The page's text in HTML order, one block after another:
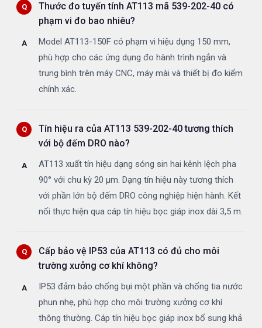
Thước đo tuyến tính AT113 mã 539-202-40 có
phạm vi đo bao nhiêu?
Model AT113-150F có phạm vi hiệu dụng 150 mm,
phù hợp cho các ứng dụng đo hành trình ngắn và
trung bình trên máy CNC, máy mài và thiết bị đo kiểm
chính xác.
Tín hiệu ra của AT113 539-202-40 tương thích
với bộ đếm DRO nào?
AT113 xuất tín hiệu dạng sóng sin hai kênh lệch pha
90° với chu kỳ 20 µm. Dạng tín hiệu này tương thích
với phần lớn bộ đếm DRO công nghiệp hiện hành. Kết
nối thực hiện qua cáp tín hiệu bọc giáp inox dài 3,5 m.
Cấp bảo vệ IP53 của AT113 có đủ cho môi
trường xưởng cơ khí không?
IP53 đảm bảo chống bụi một phần và chống tia nước
phun nhẹ, phù hợp cho môi trường xưởng cơ khí
thông thường. Cáp tín hiệu bọc giáp inox bổ sung khả